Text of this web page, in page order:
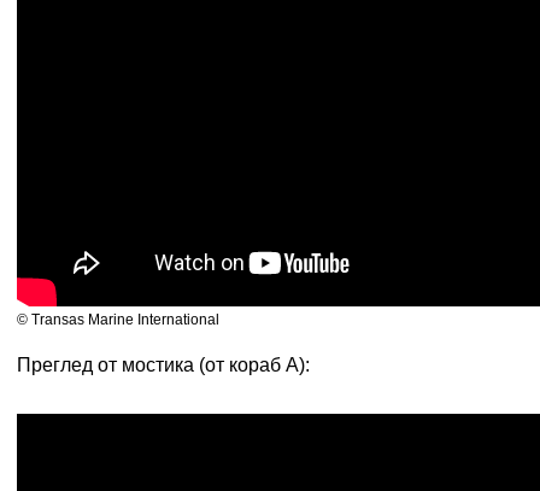
© Transas Marine International
Преглед от мостика (от кораб А):